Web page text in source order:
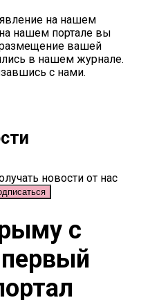
на нашем
нашем портале вы
вашей
в нашем журнале.
с нами.
новости от нас
c
первый